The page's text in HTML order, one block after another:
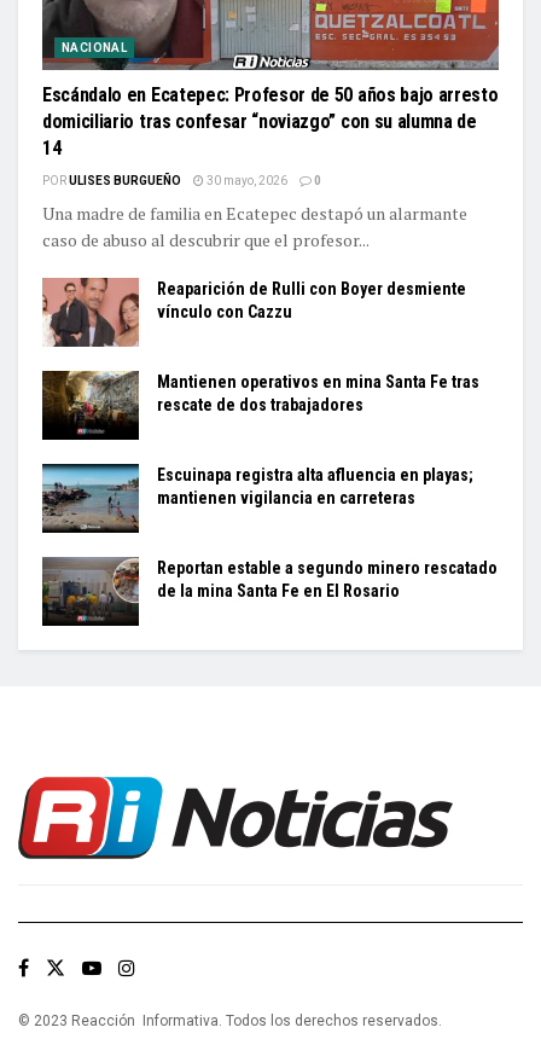
NACIONAL
Escándalo en Ecatepec: Profesor de 50 años bajo arresto
domiciliario tras confesar “noviazgo” con su alumna de
14
PORULISES BURGUEÑO 30 mayo, 2026 0
Una madre de familia en Ecatepec destapó un alarmante
caso de abuso al descubrir que el profesor...
Reaparición de Rulli con Boyer desmiente
vínculo con Cazzu
Mantienen operativos en mina Santa Fe tras
rescate de dos trabajadores
Escuinapa registra alta afluencia en playas;
mantienen vigilancia en carreteras
Reportan estable a segundo minero rescatado
de la mina Santa Fe en El Rosario
© 2023 Reacción Informativa. Todos los derechos reservados.